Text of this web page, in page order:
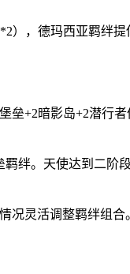
），德玛西亚羁绊
垒+2暗影岛+2潜行
绊。天使达到二
况灵活调整羁绊组